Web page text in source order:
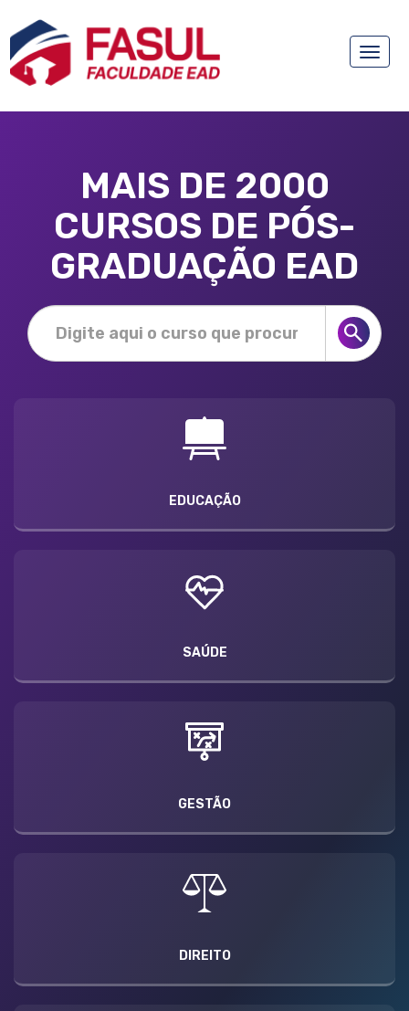
Toggle
MAIS DE 2000
CURSOS DE PÓS-
GRADUAÇÃO EAD
EDUCAÇÃO
SAÚDE
GESTÃO
DIREITO